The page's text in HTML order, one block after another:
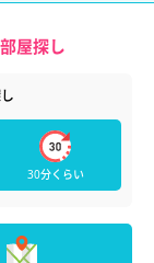
屋探し
30分くらい